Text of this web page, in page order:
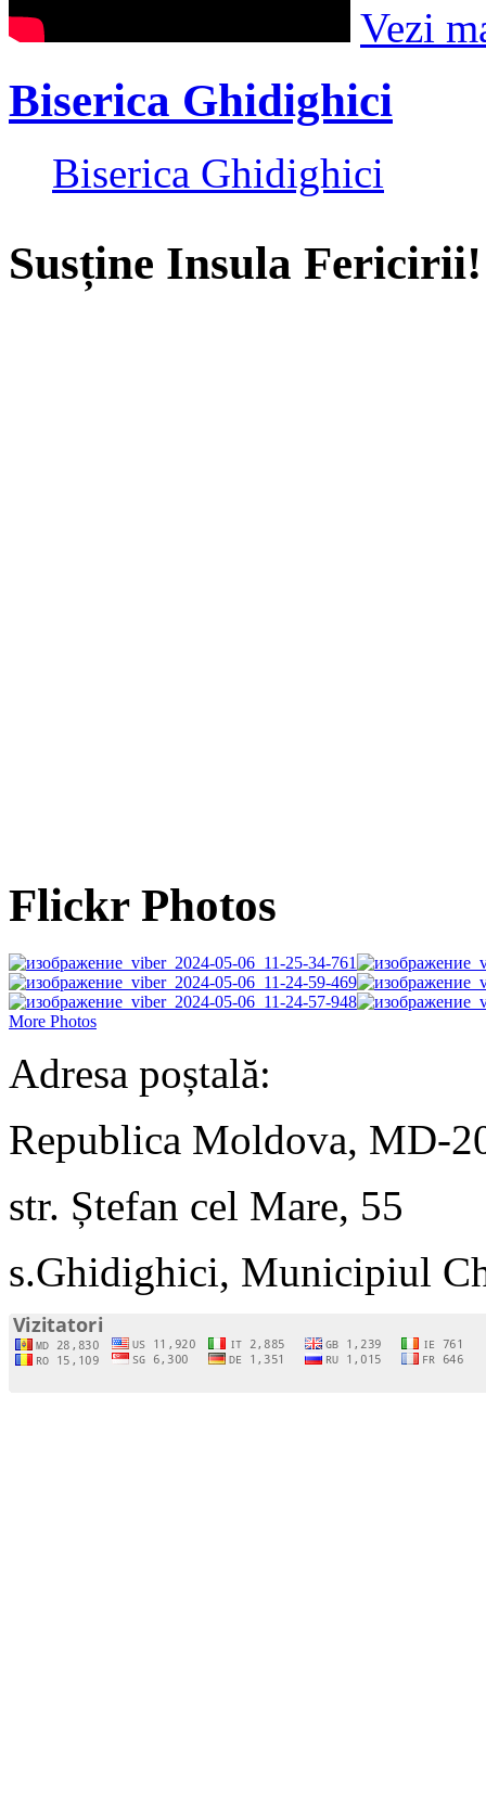
Vezi
Biserica Ghidighici
Biserica Ghidighici
Susține Insula Fericirii!
Flickr Photos
More Photos
Adresa poștală:
Republica Moldova, MD-
str. Ștefan cel Mare, 55
s.Ghidighici, Municipiul